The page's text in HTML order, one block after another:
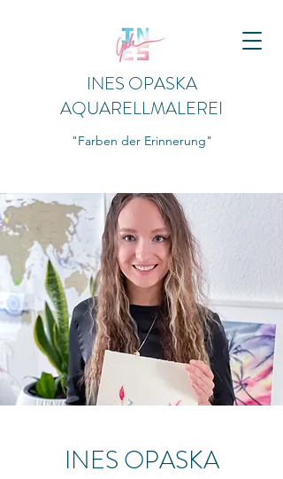
INES OPASKA
AQUARELLMALEREI
"Farben der Erinnerung"
INES OPASKA